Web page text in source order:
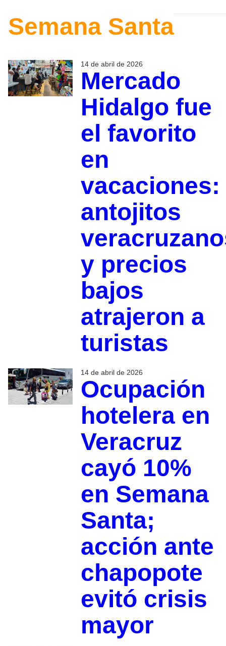
Semana Santa
14 de abril de 2026
Mercado
Hidalgo fue
el favorito
en
vacaciones:
antojitos
y precios
bajos
atrajeron a
turistas
14 de abril de 2026
Ocupación
hotelera en
Veracruz
cayó 10%
en Semana
Santa;
acción ante
chapopote
evitó crisis
mayor